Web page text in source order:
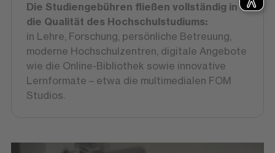
Die Studiengebühren fließen vollständig in
die Qualität des Hochschulstudiums:
in Lehre, Forschung, persönliche Betreuung,
moderne Hochschulzentren, digitale Angebote
wie die Online-Bibliothek sowie innovative
Lernformate – etwa die multimedialen FOM
Studios.